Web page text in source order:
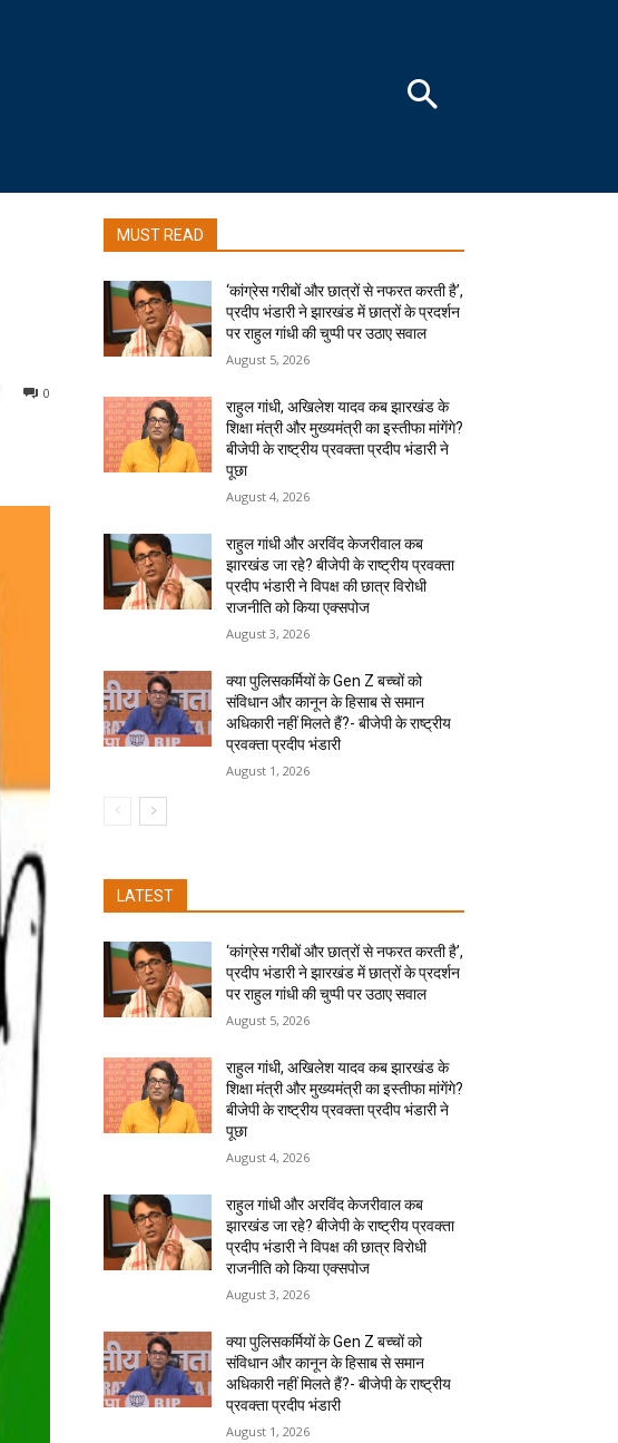
0
MUST READ
‘कांग्रेस गरीबों और छात्रों से नफरत करती है’,
प्रदीप भंडारी ने झारखंड में छात्रों के प्रदर्शन
पर राहुल गांधी की चुप्पी पर उठाए सवाल
August 5, 2026
राहुल गांधी, अखिलेश यादव कब झारखंड के
शिक्षा मंत्री और मुख्यमंत्री का इस्तीफा मांगेंगे?
बीजेपी के राष्ट्रीय प्रवक्ता प्रदीप भंडारी ने
पूछा
August 4, 2026
राहुल गांधी और अरविंद केजरीवाल कब
झारखंड जा रहे? बीजेपी के राष्ट्रीय प्रवक्ता
प्रदीप भंडारी ने विपक्ष की छात्र विरोधी
राजनीति को किया एक्सपोज
August 3, 2026
क्या पुलिसकर्मियों के Gen Z बच्चों को
संविधान और कानून के हिसाब से समान
अधिकारी नहीं मिलते हैं?- बीजेपी के राष्ट्रीय
प्रवक्ता प्रदीप भंडारी
August 1, 2026
LATEST
‘कांग्रेस गरीबों और छात्रों से नफरत करती है’,
प्रदीप भंडारी ने झारखंड में छात्रों के प्रदर्शन
पर राहुल गांधी की चुप्पी पर उठाए सवाल
August 5, 2026
राहुल गांधी, अखिलेश यादव कब झारखंड के
शिक्षा मंत्री और मुख्यमंत्री का इस्तीफा मांगेंगे?
बीजेपी के राष्ट्रीय प्रवक्ता प्रदीप भंडारी ने
पूछा
August 4, 2026
राहुल गांधी और अरविंद केजरीवाल कब
झारखंड जा रहे? बीजेपी के राष्ट्रीय प्रवक्ता
प्रदीप भंडारी ने विपक्ष की छात्र विरोधी
राजनीति को किया एक्सपोज
August 3, 2026
क्या पुलिसकर्मियों के Gen Z बच्चों को
संविधान और कानून के हिसाब से समान
अधिकारी नहीं मिलते हैं?- बीजेपी के राष्ट्रीय
प्रवक्ता प्रदीप भंडारी
August 1, 2026